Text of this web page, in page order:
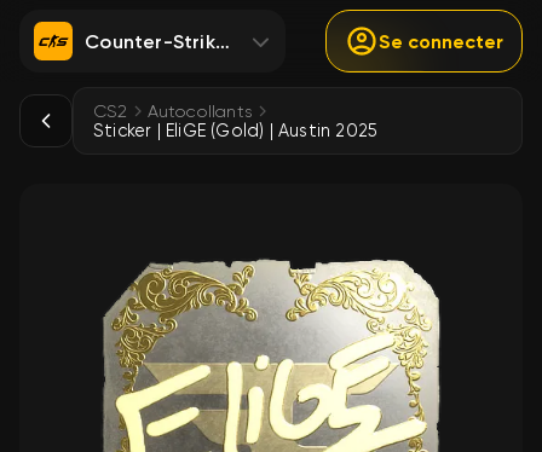
Counter-Strike 2 Se connecter
CS2 Autocollants
Sticker | EliGE (Gold) | Austin 2025